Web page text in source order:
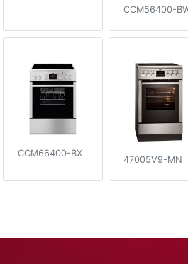
CCM56400-
CCM66400-BX
47005V9-MN